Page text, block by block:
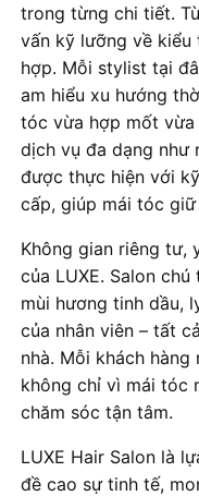
trong từng chi tiết.
vấn kỹ lưỡng về kiểu
hợp. Mỗi stylist tại
am hiểu xu hướng
tóc vừa hợp mốt vừa
dịch vụ đa dạng như
được thực hiện với
cấp, giúp mái tóc
Không gian riêng tư,
của LUXE. Salon
mùi hương tinh dầu,
của nhân viên – tất
nhà. Mỗi khách
không chỉ vì mái tóc
chăm sóc tận tâm.
LUXE Hair Salon là
đề cao sự tinh tế,